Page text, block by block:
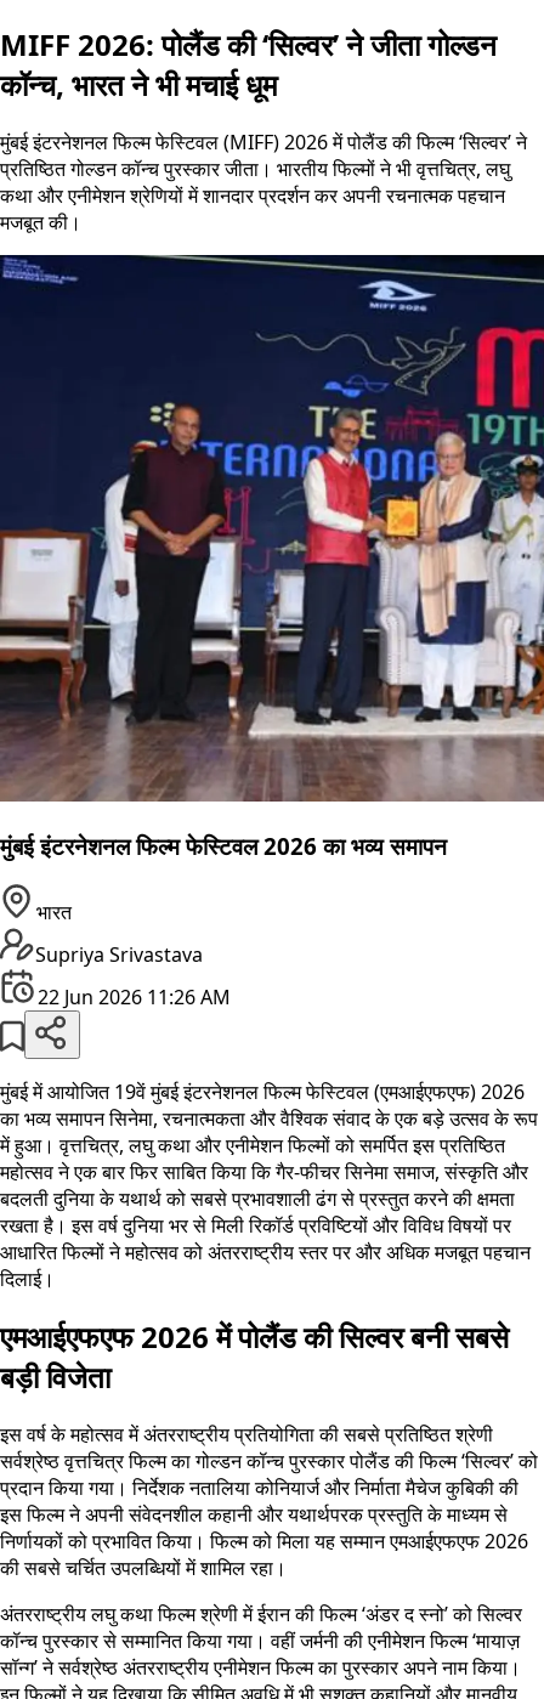
MIFF 2026: पोलैंड की ‘सिल्वर’ ने जीता गोल्डन
कॉन्च, भारत ने भी मचाई धूम
मुंबई इंटरनेशनल फिल्म फेस्टिवल (MIFF) 2026 में पोलैंड की फिल्म ‘सिल्वर’ ने
प्रतिष्ठित गोल्डन कॉन्च पुरस्कार जीता। भारतीय फिल्मों ने भी वृत्तचित्र, लघु
कथा और एनीमेशन श्रेणियों में शानदार प्रदर्शन कर अपनी रचनात्मक पहचान
मजबूत की।
मुंबई इंटरनेशनल फिल्म फेस्टिवल 2026 का भव्य समापन
भारत
Supriya Srivastava
22 Jun 2026 11:26 AM
मुंबई में आयोजित 19वें मुंबई इंटरनेशनल फिल्म फेस्टिवल (एमआईएफएफ) 2026
का भव्य समापन सिनेमा, रचनात्मकता और वैश्विक संवाद के एक बड़े उत्सव के रूप
में हुआ। वृत्तचित्र, लघु कथा और एनीमेशन फिल्मों को समर्पित इस प्रतिष्ठित
महोत्सव ने एक बार फिर साबित किया कि गैर-फीचर सिनेमा समाज, संस्कृति और
बदलती दुनिया के यथार्थ को सबसे प्रभावशाली ढंग से प्रस्तुत करने की क्षमता
रखता है। इस वर्ष दुनिया भर से मिली रिकॉर्ड प्रविष्टियों और विविध विषयों पर
आधारित फिल्मों ने महोत्सव को अंतरराष्ट्रीय स्तर पर और अधिक मजबूत पहचान
दिलाई।
एमआईएफएफ 2026 में पोलैंड की सिल्वर बनी सबसे
बड़ी विजेता
इस वर्ष के महोत्सव में अंतरराष्ट्रीय प्रतियोगिता की सबसे प्रतिष्ठित श्रेणी
सर्वश्रेष्ठ वृत्तचित्र फिल्म का गोल्डन कॉन्च पुरस्कार पोलैंड की फिल्म ‘सिल्वर’ को
प्रदान किया गया। निर्देशक नतालिया कोनियार्ज और निर्माता मैचेज कुबिकी की
इस फिल्म ने अपनी संवेदनशील कहानी और यथार्थपरक प्रस्तुति के माध्यम से
निर्णायकों को प्रभावित किया। फिल्म को मिला यह सम्मान एमआईएफएफ 2026
की सबसे चर्चित उपलब्धियों में शामिल रहा।
अंतरराष्ट्रीय लघु कथा फिल्म श्रेणी में ईरान की फिल्म ‘अंडर द स्नो’ को सिल्वर
कॉन्च पुरस्कार से सम्मानित किया गया। वहीं जर्मनी की एनीमेशन फिल्म ‘मायाज़
सॉन्ग’ ने सर्वश्रेष्ठ अंतरराष्ट्रीय एनीमेशन फिल्म का पुरस्कार अपने नाम किया।